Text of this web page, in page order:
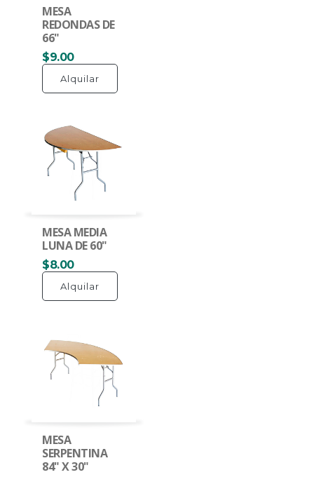
MESA
REDONDAS DE
66"
$9.00
Alquilar
MESA MEDIA
LUNA DE 60"
$8.00
Alquilar
MESA
SERPENTINA
84" X 30"